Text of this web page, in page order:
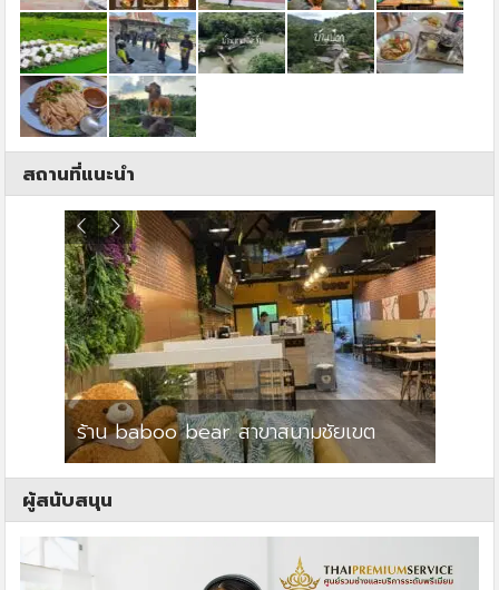
สถานที่แนะนำ
ร้าน baboo bear สาขาสนามชัยเขต
ผู้สนับสนุน